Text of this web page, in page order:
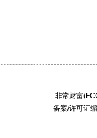
非常财富
备案/许可证